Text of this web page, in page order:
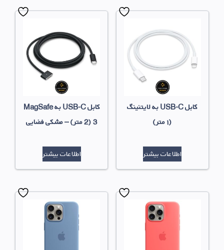
کابل USB-C به لایتنینگ
(۱ متر)
اطلاعات بیشتر
کابل USB-C به MagSafe
3 (2 متر) – مشکی فضایی
اطلاعات بیشتر